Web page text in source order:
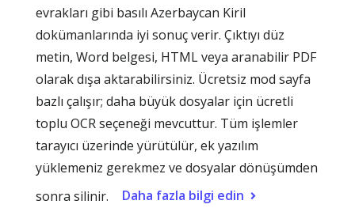
evrakları gibi basılı Azerbaycan Kiril
dokümanlarında iyi sonuç verir. Çıktıyı düz
metin, Word belgesi, HTML veya aranabilir PDF
olarak dışa aktarabilirsiniz. Ücretsiz mod sayfa
bazlı çalışır; daha büyük dosyalar için ücretli
toplu OCR seçeneği mevcuttur. Tüm işlemler
tarayıcı üzerinde yürütülür, ek yazılım
yüklemeniz gerekmez ve dosyalar dönüşümden
sonra silinir.
Daha fazla bilgi edin